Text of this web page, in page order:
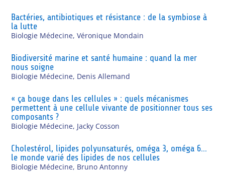
Bactéries, antibiotiques et résistance : de la symbiose à
la lutte
Biologie Médecine,Véronique Mondain
Biodiversité marine et santé humaine : quand la mer
nous soigne
Biologie Médecine, Denis Allemand
« ça bouge dans les cellules » : quels mécanismes
permettent à une cellule vivante de positionner tous ses
composants ?
Biologie Médecine, Jacky Cosson
Cholestérol, lipides polyunsaturés, oméga 3, oméga 6…
le monde varié des lipides de nos cellules
Biologie Médecine, Bruno Antonny